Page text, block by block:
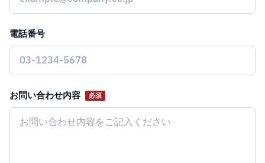
電話番号
お問い合わせ内容 必須